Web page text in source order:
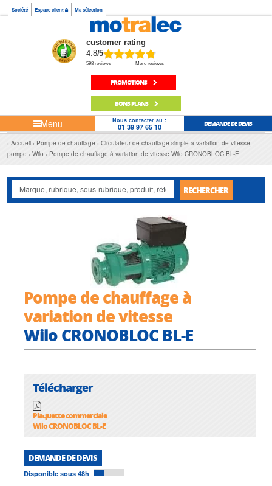
Société Espace client Ma sélection
customer rating
4.8/5
598 reviews More reviews
PROMOTIONS
BONS PLANS
Menu Nous contacter au :
01 39 97 65 10 DEMANDE DE DEVIS
Accueil Pompe de chauffage
Circulateur de chauffage simple à variation de vitesse,
pompe
Wilo Pompe de chauffage à variation de vitesse Wilo CRONOBLOC BL-E
RECHERCHER
Pompe de chauffage à
variation de vitesse
Wilo CRONOBLOC BL-E
Télécharger
Plaquette commerciale
Wilo CRONOBLOC BL-E
DEMANDE DE DEVIS
Disponible sous 48h